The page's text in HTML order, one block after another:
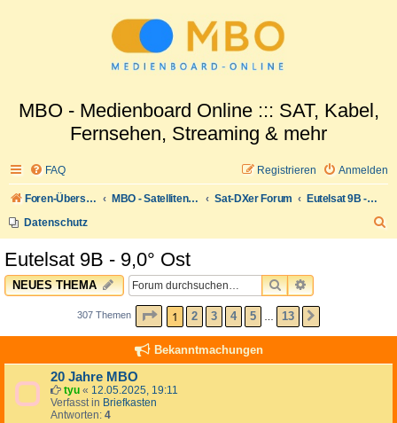
MBO - Medienboard Online ::: SAT, Kabel,
Fernsehen, Streaming & mehr
FAQ Anmelden
Registrieren
Foren-Übersicht MBO - Satellitenwelt Sat-DXer Forum
Eutelsat 9B - 9,0° Ost
Datenschutz
Eutelsat 9B - 9,0° Ost
NEUES THEMA SUCHEERWEITERTE
307 Themen SEITE1 VON13
1 2 3 4 5 13
Bekanntmachungen
20 Jahre MBO
tyu « 12.05.2025, 19:11
Verfasst in Briefkasten
Antworten: 4